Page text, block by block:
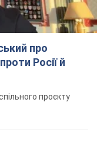
про
Росії й
проєкту